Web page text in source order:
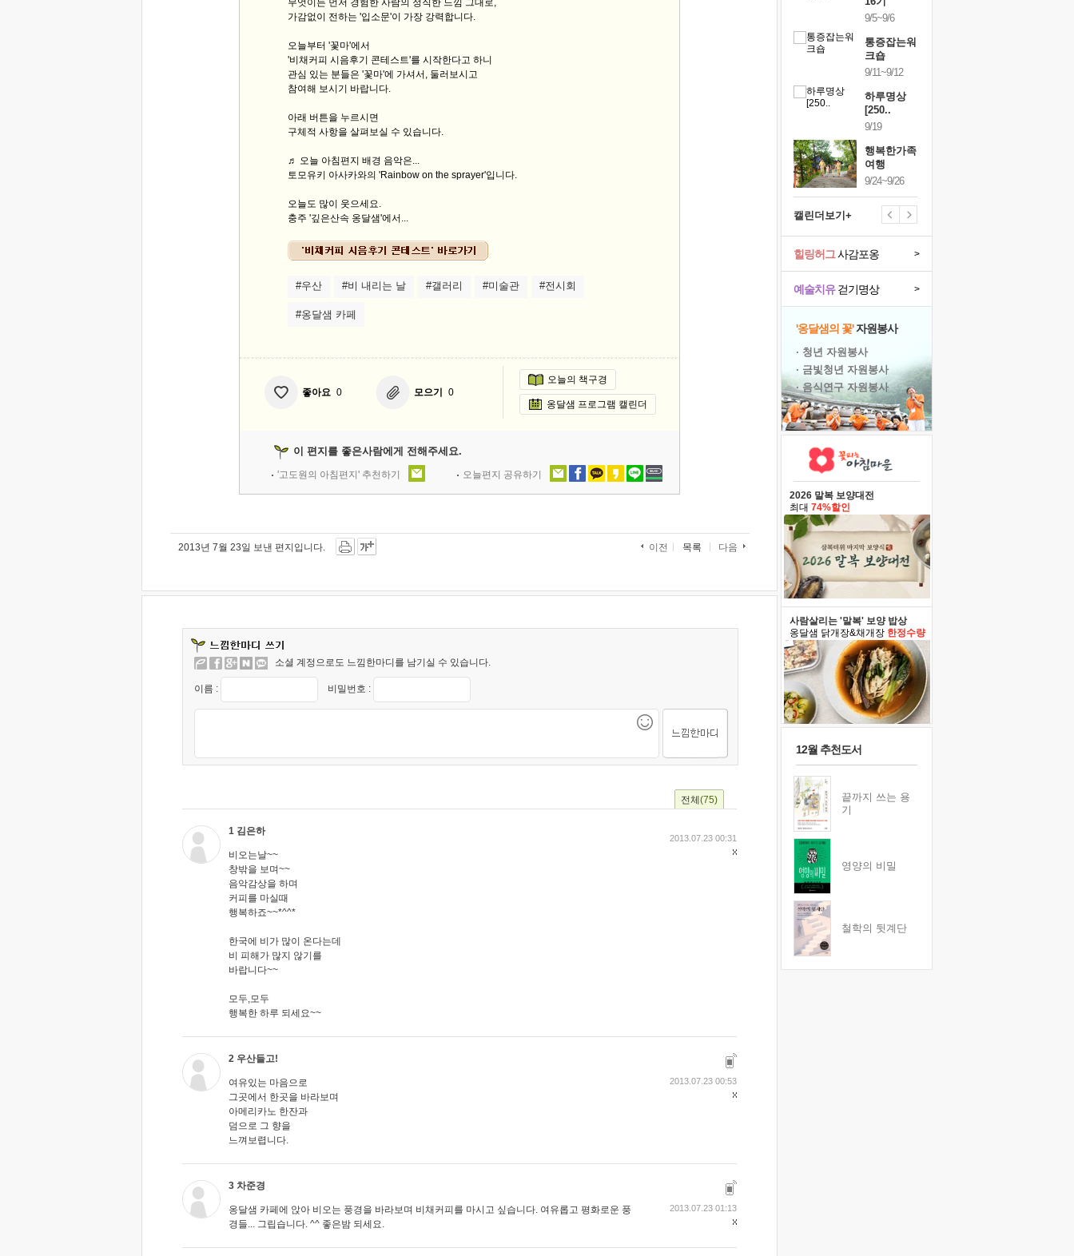
무엇이든 먼저 경험한 사람의 정직한 느낌 그대로,
가감없이 전하는 '입소문'이 가장 강력합니다.
오늘부터 '꽃마'에서
'비채커피 시음후기 콘테스트'를 시작한다고 하니
관심 있는 분들은 '꽃마'에 가셔서, 둘러보시고
참여해 보시기 바랍니다.
아래 버튼을 누르시면
구체적 사항을 살펴보실 수 있습니다.
♬ 오늘 아침편지 배경 음악은...
토모유키 아사카와의 'Rainbow on the sprayer'입니다.
오늘도 많이 웃으세요.
충주 '깊은산속 옹달샘'에서...
#우산 #비 내리는 날 #갤러리 #미술관 #전시회
#옹달샘 카페
좋아요 0 모으기 0
오늘의 책구경
옹달샘 프로그램 캘린더
이 편지를 좋은사람에게 전해주세요.
'고도원의 아침편지' 추천하기 오늘편지 공유하기
2013년 7월 23일 보낸 편지입니다. 이전 목록 다음
소셜 계정으로도 느낌한마디를 남기실 수 있습니다.
이름 : 비밀번호 :
전체 (75)
1 김은하
비오는날~~
창밖을 보며~~
음악감상을 하며
커피를 마실때
행복하죠~~*^^*
한국에 비가 많이 온다는데
비 피해가 많지 않기를
바랍니다~~
모두,모두
행복한 하루 되세요~~
2013.07.23 00:31
2 우산들고!
여유있는 마음으로
그곳에서 한곳을 바라보며
아메리카노 한잔과
덤으로 그 향을
느껴보렵니다.
2013.07.23 00:53
3 차준경
옹달샘 카페에 앉아 비오는 풍경을 바라보며 비채커피를 마시고 싶습니다. 여유롭고 평화로운 풍
경들... 그립습니다. ^^ 좋은밤 되세요.
2013.07.23 01:13
9/5~9/6
통증잡는워
크숍
9/11~9/12
하루명상
[250..
9/19
행복한가족
여행
9/24~9/26
캘린더보기+
예술치유걷기명상 >
힐링허그사감포옹 >
'옹달샘의 꽃'자원봉사
· 청년 자원봉사
· 금빛청년 자원봉사
· 음식연구 자원봉사
2026 말복 보양대전
최대 74%할인
사람살리는 '말복' 보양 밥상
옹달샘 닭개장&채개장 한정수량
12월 추천도서
끝까지 쓰는 용
기
영양의 비밀
철학의 뒷계단